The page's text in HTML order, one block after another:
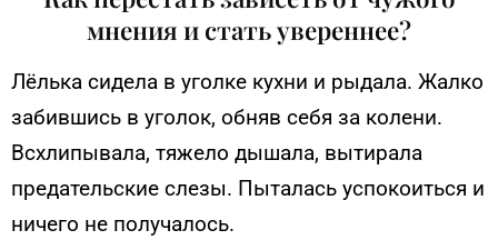
мнения и стать увереннее?
Лёлька сидела в уголке кухни и рыдала. Жалко
забившись в уголок, обняв себя за колени.
Всхлипывала, тяжело дышала, вытирала
предательские слезы. Пыталась успокоиться и
ничего не получалось.